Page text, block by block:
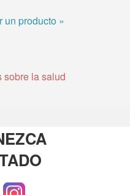
un producto »
sobre la salud